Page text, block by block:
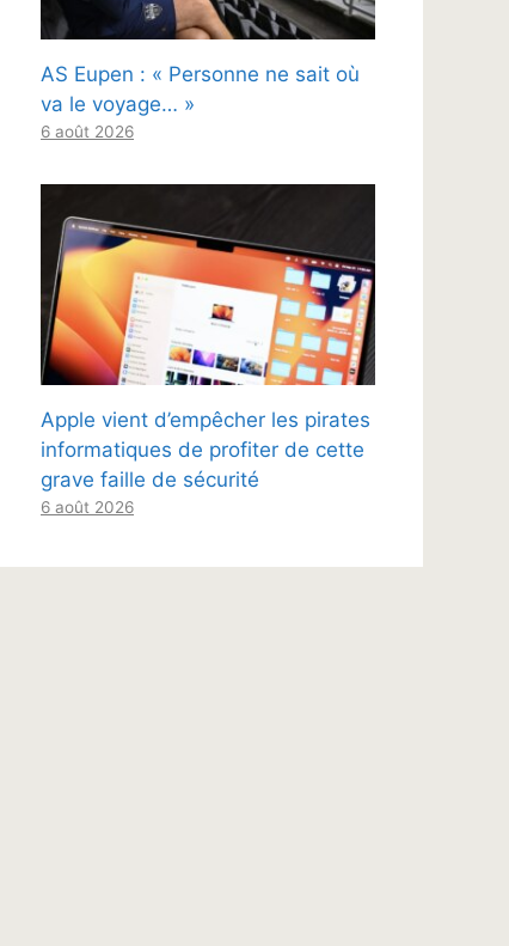
AS Eupen : « Personne ne sait où
va le voyage… »
6 août 2026
Apple vient d’empêcher les pirates
informatiques de profiter de cette
grave faille de sécurité
6 août 2026